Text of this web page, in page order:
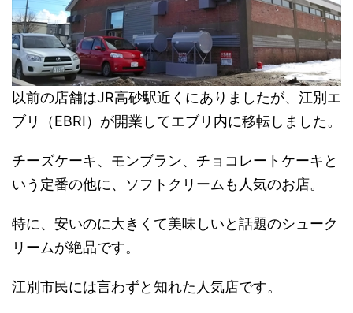
以前の店舗はJR高砂駅近くにありましたが、江別エ
ブリ（EBRI）が開業してエブリ内に移転しました。
チーズケーキ、モンブラン、チョコレートケーキと
いう定番の他に、ソフトクリームも人気のお店。
特に、安いのに大きくて美味しいと話題のシューク
リームが絶品です。
江別市民には言わずと知れた人気店です。